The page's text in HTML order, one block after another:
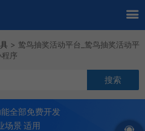
> 鸷鸟抽奖活动平台_鸷鸟抽奖活动平
序
全部免费开发
场景 适用